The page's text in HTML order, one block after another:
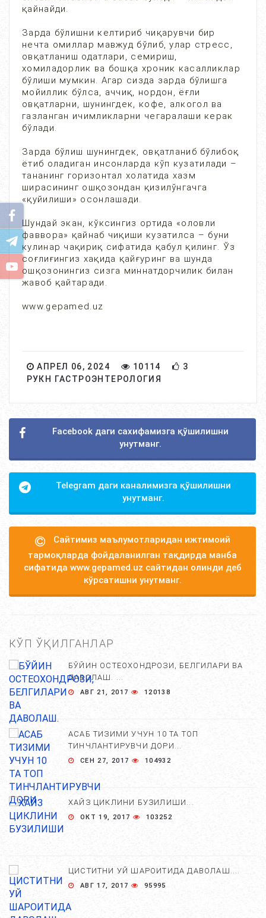
қайнайди.
Зарда бўлишни келтириб чиқарувчи бир
нечта омиллар мавжуд бўлиб, улар стресс,
овқатланиш одатлари, семириш,
хомиладорлик ва бошқа хроник касалликлар
бўлиши мумкин. Агар сизда зарда бўлишга
мойиллик бўлса, аччиқ, нордон, ёғли
овқатларни, шунингдек, кофе, алкогол ва
газланган ичимликларни чегаралаши керак
бўлади.
Зарда бўлиш шунингдек, овқатланиб бўлибоқ
ётиб оладиган инсонларда кўп кузатилади –
тананинг горизонтал холатида хазм
ширасининг ошқозондан қизилўнгачга
«қуйилиши» осонлашади.
Шундай экан, кўксингиз ортида «оловли
фаввора» қайнаб чиқиши кузатилса – буни
кулинар чақириқ сифатида қабул қилинг. Ўз
соғлиғингиз хақида қайғуринг ва шунда
ошқозонингиз сизга миннатдорчилик билан
жавоб қайтаради.
www.gepamed.uz
АПРЕЛ 06, 2024 10114
3
РУКН ГАСТРОЭНТЕРОЛОГИЯ
Facebook даги сахифамизга қўшилишни
унутманг.
Telegram даги каналимизга қўшилишни
унутманг.
Сайтимиз маълумотларидан ижтимоий
тармоқларда фойдаланилган тақдирда манба
сифатида www.gepamed.uz сайтидан олинди деб
кўрсатишни унутманг.
КЎП ЎҚИЛГАНЛАР
БЎЙИН ОСТЕОХОНДРОЗИ, БЕЛГИЛАРИ ВА
ДАВОЛАШ. ...
АВГ 21, 2017 120138
АСАБ ТИЗИМИ УЧУН 10 ТА ТОП
ТИНЧЛАНТИРУВЧИ ДОРИ...
СЕН 27, 2017 104932
ХАЙЗ ЦИКЛИНИ БУЗИЛИШИ...
ОКТ 19, 2017 103252
ЦИСТИТНИ УЙ ШАРОИТИДА ДАВОЛАШ....
АВГ 17, 2017 95995